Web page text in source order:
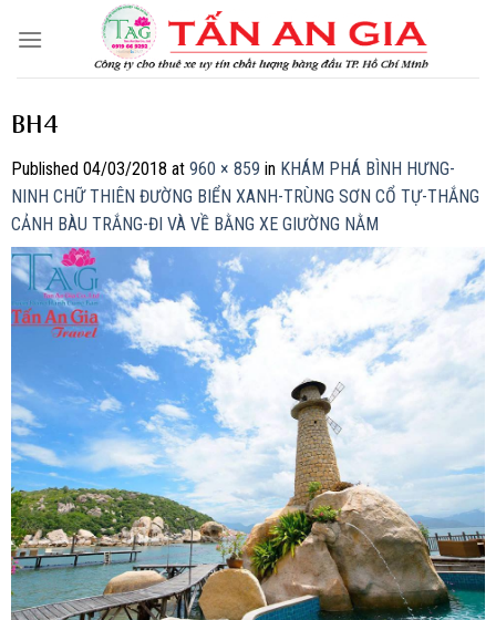
BH4
Published 04/03/2018 at 960 × 859 in KHÁM PHÁ BÌNH HƯNG-
NINH CHỮ THIÊN ĐƯỜNG BIỂN XANH-TRÙNG SƠN CỔ TỰ-THẮNG
CẢNH BÀU TRẮNG-ĐI VÀ VỀ BẰNG XE GIƯỜNG NẰM